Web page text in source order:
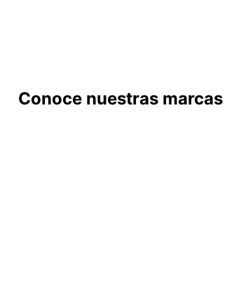
Conoce nuestras marcas